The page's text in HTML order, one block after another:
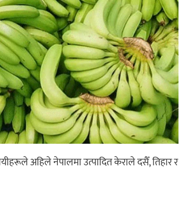
अहिले नेपालमा उत्पादित केराले दसैँ, तिहार र